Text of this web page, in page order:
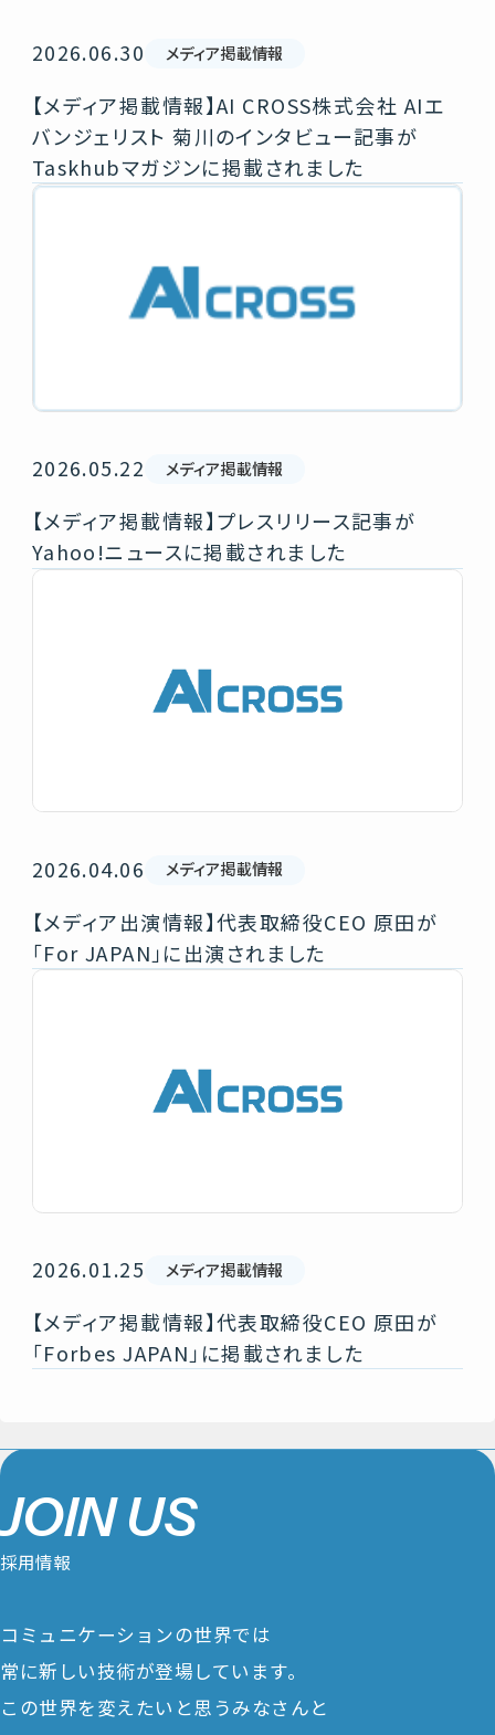
2026.06.30 メディア掲載情報
【メディア掲載情報】AI CROSS株式会社 AIエ
バンジェリスト 菊川のインタビュー記事が
Taskhubマガジンに掲載されました
2026.05.22 メディア掲載情報
【メディア掲載情報】プレスリリース記事が
Yahoo!ニュースに掲載されました
2026.04.06 メディア掲載情報
【メディア出演情報】代表取締役CEO 原田が
「For JAPAN」に出演されました
2026.01.25 メディア掲載情報
【メディア掲載情報】代表取締役CEO 原田が
「Forbes JAPAN」に掲載されました
JOIN US
採用情報
コミュニケーションの世界では
常に新しい技術が登場しています。
この世界を変えたいと思うみなさんと